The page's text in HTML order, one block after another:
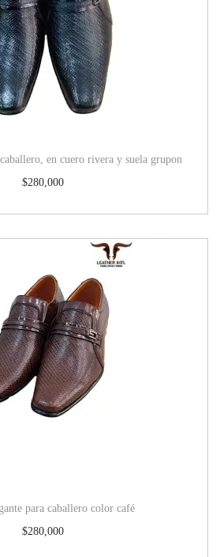
en cuero rivera y suela grupon
$280,000
para caballero color café
$280,000